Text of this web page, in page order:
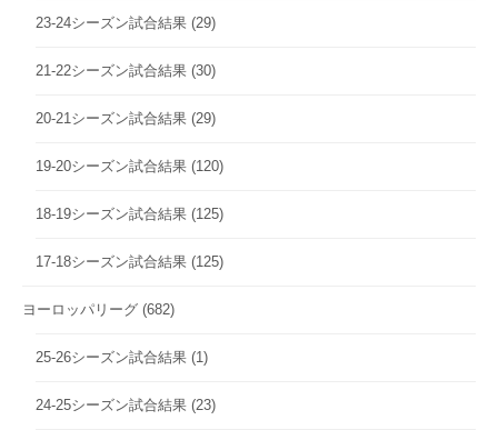
23-24シーズン試合結果 (29)
21-22シーズン試合結果 (30)
20-21シーズン試合結果 (29)
19-20シーズン試合結果 (120)
18-19シーズン試合結果 (125)
17-18シーズン試合結果 (125)
ヨーロッパリーグ (682)
25-26シーズン試合結果 (1)
24-25シーズン試合結果 (23)